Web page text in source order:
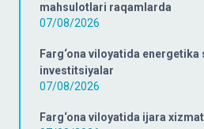
mahsulotlari raqamlarda
07/08/2026
Farg‘ona viloyatida
investitsiyalar
07/08/2026
Farg‘ona viloyatida ijara